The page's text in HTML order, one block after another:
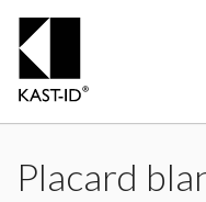
Placard